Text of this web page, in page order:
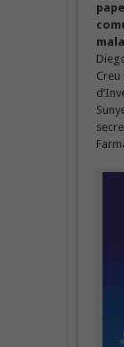
Creu